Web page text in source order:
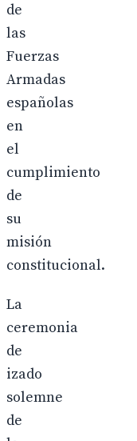
de
las
Fuerzas
Armadas
españolas
en
el
cumplimiento
de
su
misión
constitucional.
La
ceremonia
de
izado
solemne
de